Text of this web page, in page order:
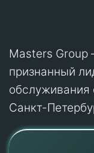
Masters Group
признанный
обслуживания
Санкт-